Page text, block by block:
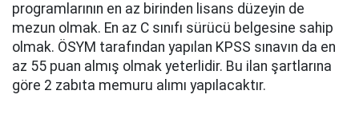
programlarının en az birinden lisans düzeyin de
mezun olmak. En az C sınıfı sürücü belgesine sahip
olmak. ÖSYM tarafından yapılan KPSS sınavın da en
az 55 puan almış olmak yeterlidir. Bu ilan şartlarına
göre 2 zabıta memuru alımı yapılacaktır.